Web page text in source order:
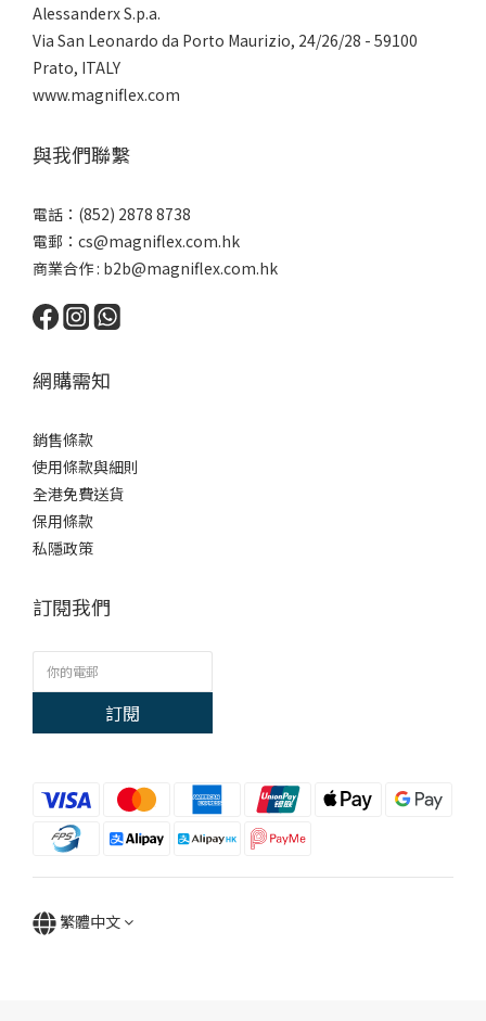
Alessanderx S.p.a.
Via San Leonardo da Porto Maurizio, 24/26/28 - 59100
Prato, ITALY
www.magniflex.com
與我們聯繫
電話：(852) 2878 8738
電郵： cs@magniflex.com.hk
商業合作 : b2b@magniflex.com.hk
網購需知
銷售條款
使用條款與細則
全港免費送貨
保用條款
私隱政策
訂閱我們
訂閱
繁體中文